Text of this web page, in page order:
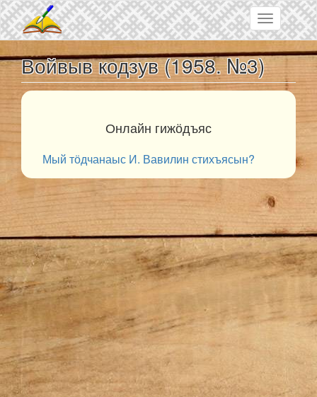
Skip to main content
Toggle
navigation
Войвыв кодзув (1958. №3)
Онлайн гижӧдъяс
Мый тӧдчанаыс И. Вавилин стихъясын?